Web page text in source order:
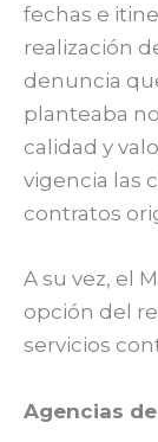
fechas e
realización
denuncia
planteaba
calidad y
vigencia las
contratos
A su vez, el
opción del
servicios
Agencias